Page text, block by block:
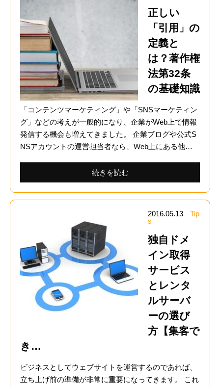
正しい
「引用」の
定義と
は？著作権
法第32条
の基礎知識
「コンテンツマーケティング」や「SNSマーケティン
グ」などの考えが一般的になり、企業がWeb上で情報
発信する機会も増えてきました。 企業ブログや公式S
NSアカウントの運営担当者なら、Web上にある他…
続きを読む
2016.05.13
Tip
s
独自ドメ
イン取得
サービス
とレンタ
ルサーバ
ーの選び
方【集客で
き…
ビジネスとしてウェブサイトを運営するのであれば、
立ち上げ前の準備が非常に重要になってきます。 これ